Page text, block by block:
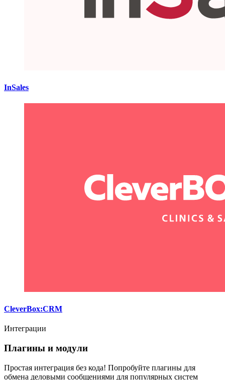
InSales
CleverBox:CRM
Интеграции
Плагины и модули
Простая интеграция без кода! Попробуйте плагины для
обмена деловыми сообщениями для популярных систем